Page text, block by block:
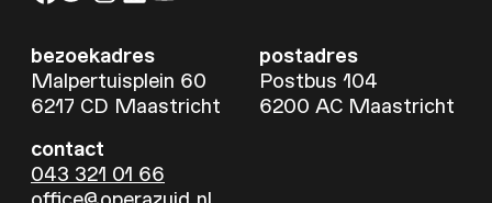
bezoekadres
Malpertuisplein 60
6217 CD Maastricht
postadres
Postbus 104
6200 AC Maastricht
contact
043 321 01 66
office@operazuid.nl